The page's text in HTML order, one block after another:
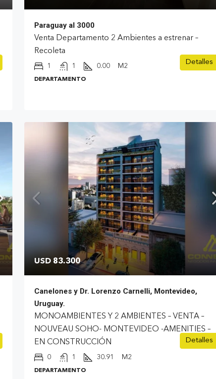
Paraguay al 3000
Venta Departamento 2 Ambientes a estrenar –
Recoleta
1 1 0.00 M2
DEPARTAMENTO
Detalles
USD 83.300
Canelones y Dr. Lorenzo Carnelli, Montevideo,
Uruguay.
MONOAMBIENTES Y 2 AMBIENTES – VENTA –
NOUVEAU SOHO- MONTEVIDEO -AMENITIES –
EN CONSTRUCCIÓN
0 1 30.91 M2
DEPARTAMENTO
Detalles